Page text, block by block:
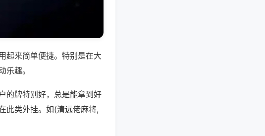
起来简单便捷。特别是在大
趣。
的牌特别好，总是能拿到好
此类外挂。如(清远佬麻将,